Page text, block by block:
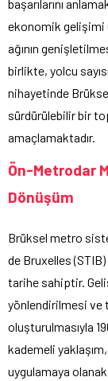
başarılarını
ekonomik gelişimi
ağının
birlikte, yolcu
nihayetinde
sürdürülebilir bir
amaçlamaktadır.
Ön-Metrodar
Dönüşüm
Brüksel metro
de Bruxelles
tarihe sahiptir.
yönlendirilmesi ve
oluşturulmasıyla
kademeli
uygulamaya